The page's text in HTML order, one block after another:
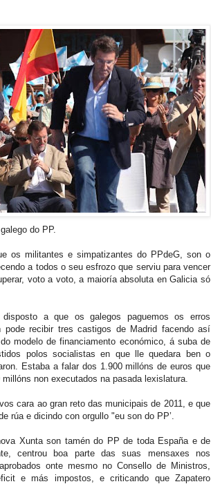
do PP.
os militantes e simpatizantes do PPdeG, son o
a todos o seu esfrozo que serviu para vencer
voto a voto, a maioría absoluta en Galicia só
a que os galegos paguemos os erros
recibir tres castigos de Madrid facendo así
modelo de financiamento económico, á suba de
polos socialistas en que lle quedara ben o
Estaba a falar dos 1.900 millóns de euros que
non executados na pasada lexislatura.
cara ao gran reto das municipais de 2011, e que
rúa e dicindo con orgullo "eu son do PP’.
Xunta son tamén do PP de toda España e de
centrou boa parte das suas mensaxes nos
onte mesmo no Consello de Ministros,
e más impostos, e criticando que Zapatero